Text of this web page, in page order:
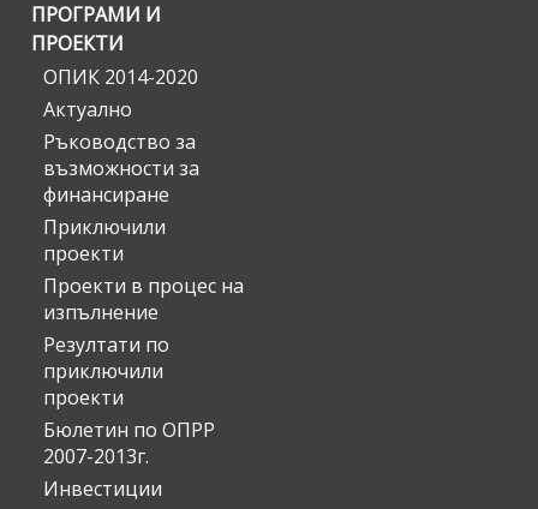
ПРОГРАМИ И
ПРОЕКТИ
ОПИК 2014-2020
Актуално
Ръководство за
възможности за
финансиране
Приключили
проекти
Проекти в процес на
изпълнение
Резултати по
приключили
проекти
Бюлетин по ОПРР
2007-2013г.
Инвестиции